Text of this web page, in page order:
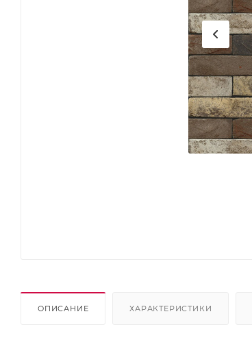
ОПИСАНИЕ ХАРАКТЕРИСТИКИ